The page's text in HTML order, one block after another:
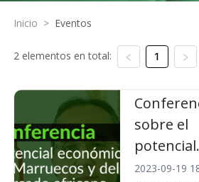
Inicio > Eventos
2 elementos en total: 1
sobre el
2023-09-19